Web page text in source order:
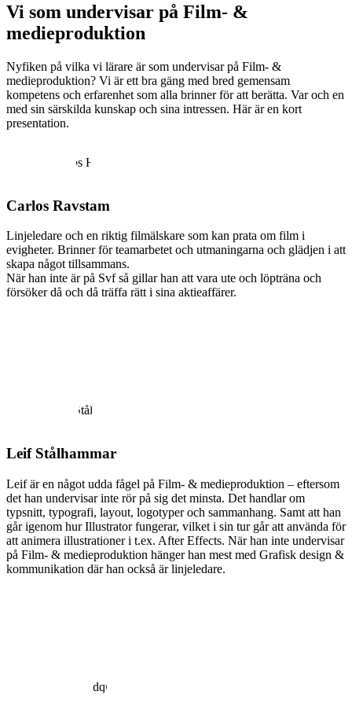
Vi som undervisar på Film- &
medieproduktion
Nyfiken på vilka vi lärare är som undervisar på Film- &
medieproduktion? Vi är ett bra gäng med bred gemensam
kompetens och erfarenhet som alla brinner för att berätta. Var och en
med sin särskilda kunskap och sina intressen. Här är en kort
presentation.
Carlos Ravstam
Linjeledare och en riktig filmälskare som kan prata om film i
evigheter. Brinner för teamarbetet och utmaningarna och glädjen i att
skapa något tillsammans.
När han inte är på Svf så gillar han att vara ute och löpträna och
försöker då och då träffa rätt i sina aktieaffärer.
Leif Stålhammar
Leif är en något udda fågel på Film- & medieproduktion – eftersom
det han undervisar inte rör på sig det minsta. Det handlar om
typsnitt, typografi, layout, logotyper och sammanhang. Samt att han
går igenom hur Illustrator fungerar, vilket i sin tur går att använda för
att animera illustrationer i t.ex. After Effects. När han inte undervisar
på Film- & medieproduktion hänger han mest med Grafisk design &
kommunikation där han också är linjeledare.